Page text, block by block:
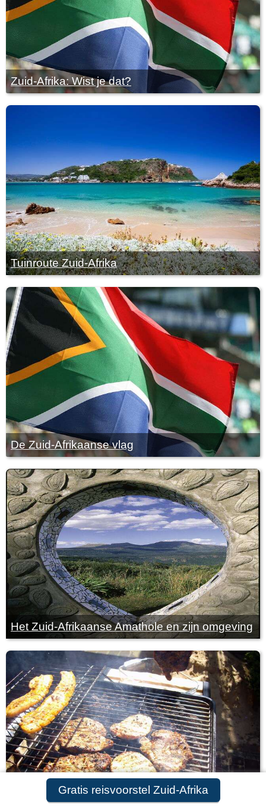
Gratis reisvoorstel Zuid-Afrika
Zuid-Afrika: Wist je dat?
Tuinroute Zuid-Afrika
De Zuid-Afrikaanse vlag
Het Zuid-Afrikaanse Amathole en zijn omgeving